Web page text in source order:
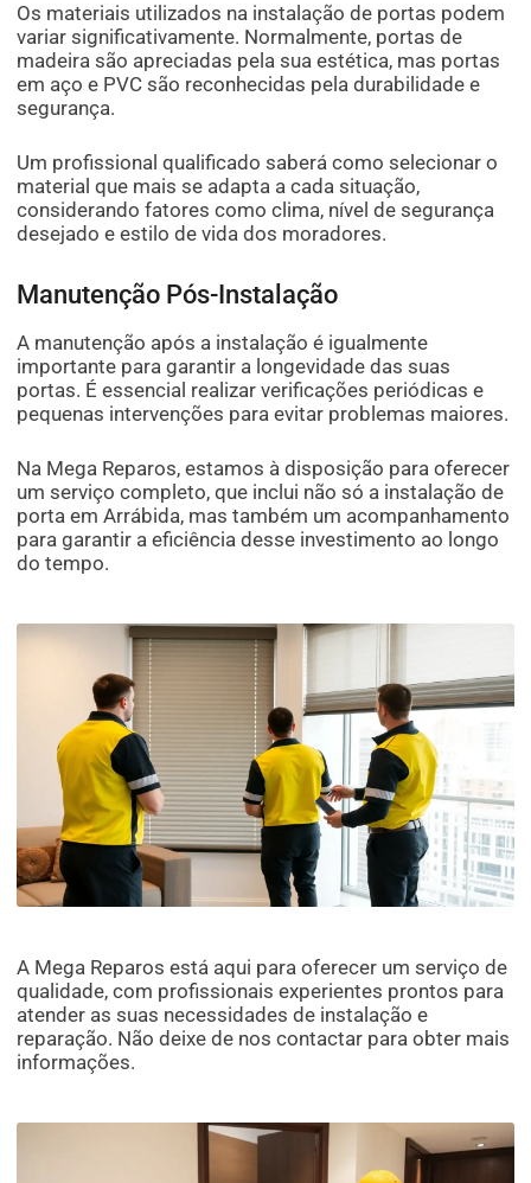
Os materiais utilizados na instalação de portas podem
variar significativamente. Normalmente, portas de
madeira são apreciadas pela sua estética, mas portas
em aço e PVC são reconhecidas pela durabilidade e
segurança.
Um profissional qualificado saberá como selecionar o
material que mais se adapta a cada situação,
considerando fatores como clima, nível de segurança
desejado e estilo de vida dos moradores.
Manutenção Pós-Instalação
A manutenção após a instalação é igualmente
importante para garantir a longevidade das suas
portas. É essencial realizar verificações periódicas e
pequenas intervenções para evitar problemas maiores.
Na Mega Reparos, estamos à disposição para oferecer
um serviço completo, que inclui não só a instalação de
porta em Arrábida, mas também um acompanhamento
para garantir a eficiência desse investimento ao longo
do tempo.
A Mega Reparos está aqui para oferecer um serviço de
qualidade, com profissionais experientes prontos para
atender as suas necessidades de instalação e
reparação. Não deixe de nos contactar para obter mais
informações.